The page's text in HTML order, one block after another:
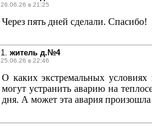
26.06.26 в 21:25
Через пять дней сделали. Спасибо!
1. житель д.№4
25.06.26 в 22:46
О каких экстремальных
могут устранить аварию на
дня. А может эта авария